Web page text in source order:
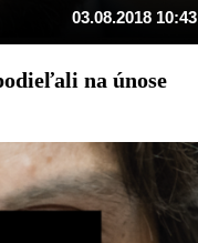
03.08.2018 10:43
na únose